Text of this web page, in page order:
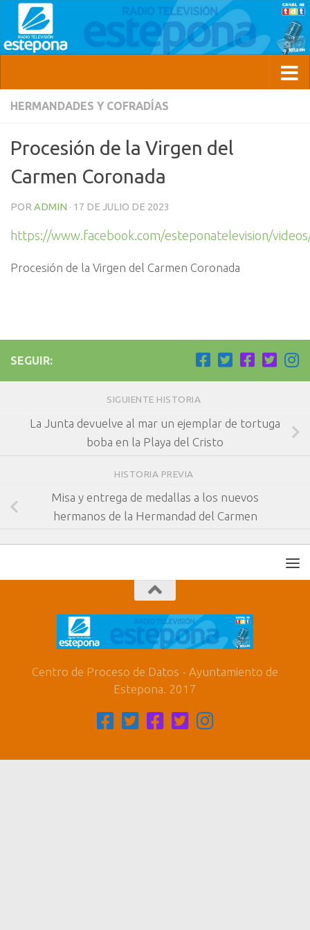
HERMANDADES Y COFRADÍAS
Procesión de la Virgen del
Carmen Coronada
POR ADMIN · 17 DE JULIO DE 2023
https://www.facebook.com/esteponatelevision/
Procesión de la Virgen del Carmen Coronada
SEGUIR:
SIGUIENTE HISTORIA
La Junta devuelve al mar un ejemplar de tortuga
boba en la Playa del Cristo
HISTORIA PREVIA
Misa y entrega de medallas a los nuevos
hermanos de la Hermandad del Carmen
Centro de Proceso de Datos - Ayuntamiento de
Estepona. 2017